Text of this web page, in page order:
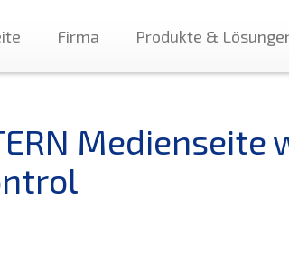
Firma Produkte &
Medienseite